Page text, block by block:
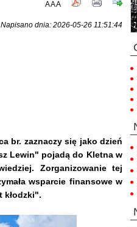
AAA
Napisano dnia: 2026-05-26 11:51:44
br. zaznaczy się jako dzień
Lewin" pojadą do Kletna w
Zorganizowanie tej
wsparcie finansowe w
kłodzki".